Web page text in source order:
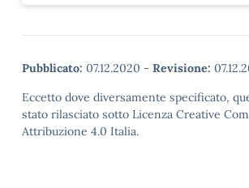
Pubblicato: 07.12.2020 - Revisione:
Eccetto dove diversamente specificato,
stato rilasciato sotto Licenza Creative
Attribuzione 4.0 Italia.